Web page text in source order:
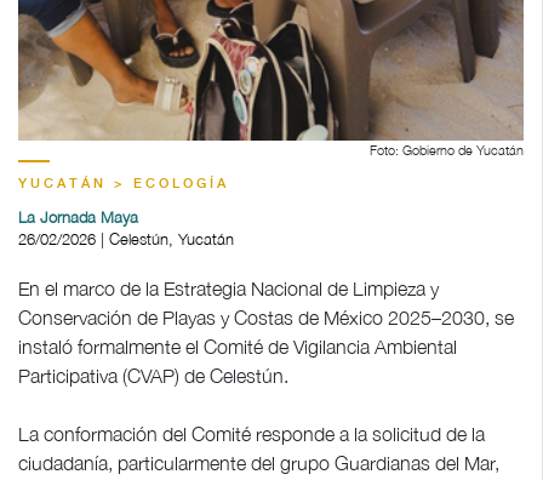
Foto: Gobierno de Yucatán
YUCATÁN > ECOLOGÍA
La Jornada Maya
26/02/2026 | Celestún, Yucatán
En el marco de la Estrategia Nacional de Limpieza y
Conservación de Playas y Costas de México 2025–2030, se
instaló formalmente el Comité de Vigilancia Ambiental
Participativa (CVAP) de Celestún.
La conformación del Comité responde a la solicitud de la
ciudadanía, particularmente del grupo Guardianas del Mar,